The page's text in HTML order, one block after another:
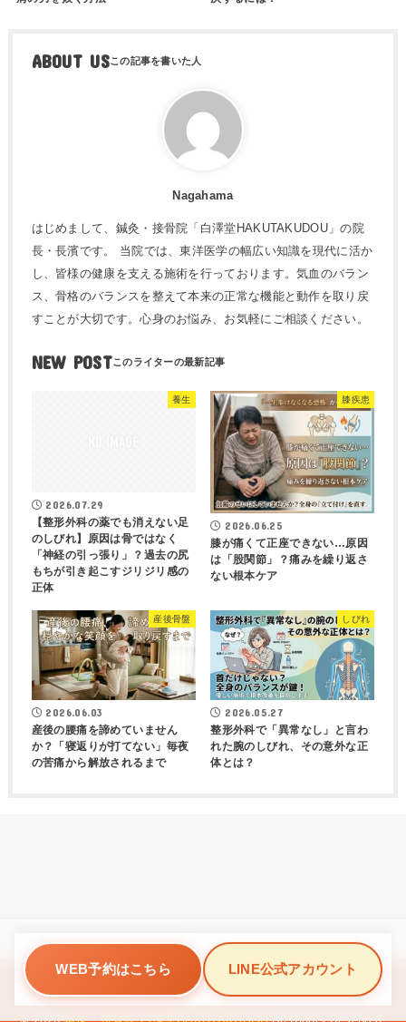
ABOUT US
Nagahama
はじめまして、鍼灸・接骨院「白澤堂HAKUTAKUDOU」の院
長・長濱です。 当院では、東洋医学の幅広い知識を現代に活か
し、皆様の健康を支える施術を行っております。気血のバラン
ス、骨格のバランスを整えて本来の正常な機能と動作を取り戻
すことが大切です。心身のお悩み、お気軽にご相談ください。
NEW POST
養生
2026.07.29
【整形外科の薬でも消えない足
のしびれ】原因は骨ではなく
「神経の引っ張り」？過去の尻
もちが引き起こすジリジリ感の
正体
膝疾患
2026.06.25
膝が痛くて正座できない…原因
は「股関節」？痛みを繰り返さ
ない根本ケア
産後骨盤
2026.06.03
産後の腰痛を諦めていません
か？「寝返りが打てない」毎夜
の苦痛から解放されるまで
しびれ
2026.05.27
整形外科で「異常なし」と言わ
れた腕のしびれ、その意外な正
体とは？
WEB予約はこちら LINE公式アカウント
ブログ一覧ページ